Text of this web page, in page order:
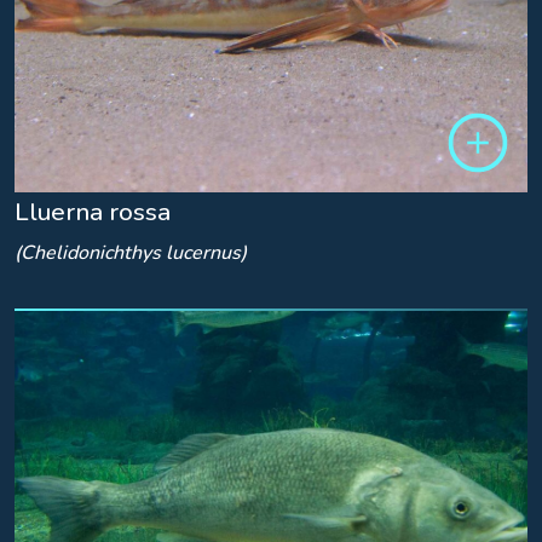
Lluerna rossa
(Chelidonichthys lucernus)